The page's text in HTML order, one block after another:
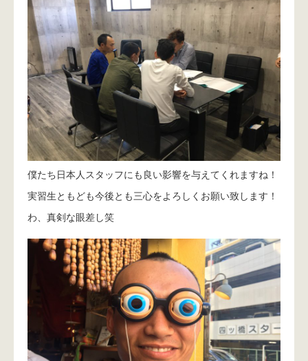
僕たち日本人スタッフにも良い影響を与えてくれますね！
実習生ともども今後とも三心をよろしくお願い致します！
わ、真剣な眼差し笑